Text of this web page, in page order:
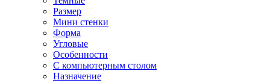
Размер
Мини стенки
Форма
Угловые
Особенности
С компьютерным столом
Назначение